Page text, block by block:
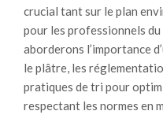
crucial tant sur le plan
pour les professionnels
aborderons l’importance
le plâtre, les
pratiques de tri pour
respectant les normes en